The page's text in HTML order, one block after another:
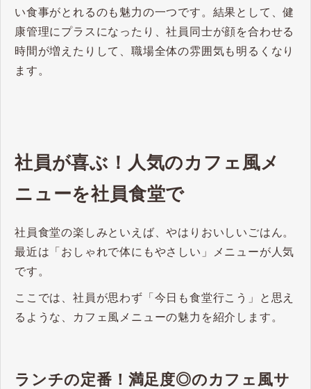
い食事がとれるのも魅力の一つです。結果として、健
康管理にプラスになったり、社員同士が顔を合わせる
時間が増えたりして、職場全体の雰囲気も明るくなり
ます。
社員が喜ぶ！人気のカフェ風メ
ニューを社員食堂で
社員食堂の楽しみといえば、やはりおいしいごはん。
最近は「おしゃれで体にもやさしい」メニューが人気
です。
ここでは、社員が思わず「今日も食堂行こう」と思え
るような、カフェ風メニューの魅力を紹介します。
ランチの定番！満足度◎のカフェ風サ